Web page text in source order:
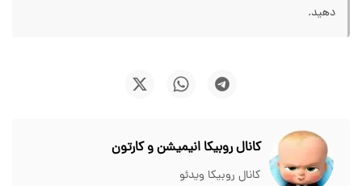
دهید.
کانال روبیکا انیمیشن و کارتون
کانال روبیکا ویدئو